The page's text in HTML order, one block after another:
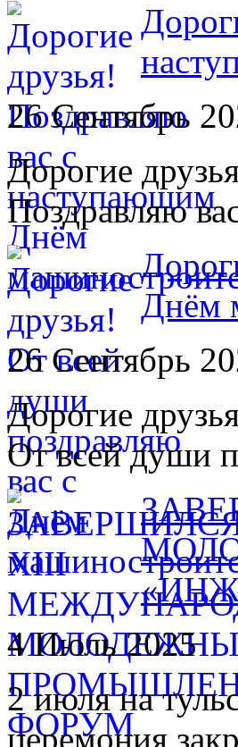
26 Сентябрь
Дорогие
Поздравляю
Днём
26 Сентябрь
Дорогие
От всей души
4 Июль 2025
2 июля на
церемония